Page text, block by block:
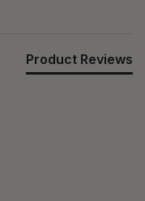
Product Reviews